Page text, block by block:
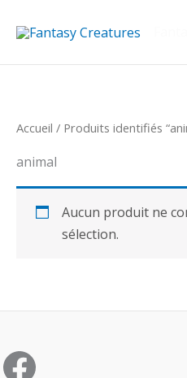
Accueil / Produits identifiés
animal
Aucun produit ne
sélection.